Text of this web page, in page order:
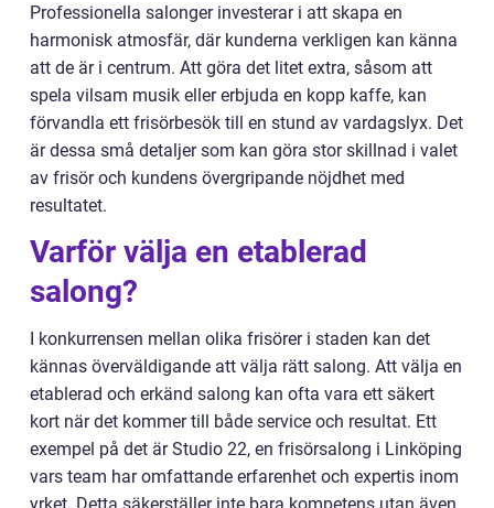
Professionella salonger investerar i att skapa en
harmonisk atmosfär, där kunderna verkligen kan känna
att de är i centrum. Att göra det litet extra, såsom att
spela vilsam musik eller erbjuda en kopp kaffe, kan
förvandla ett frisörbesök till en stund av vardagslyx. Det
är dessa små detaljer som kan göra stor skillnad i valet
av frisör och kundens övergripande nöjdhet med
resultatet.
Varför välja en etablerad
salong?
I konkurrensen mellan olika frisörer i staden kan det
kännas överväldigande att välja rätt salong. Att välja en
etablerad och erkänd salong kan ofta vara ett säkert
kort när det kommer till både service och resultat. Ett
exempel på det är Studio 22, en frisörsalong i Linköping
vars team har omfattande erfarenhet och expertis inom